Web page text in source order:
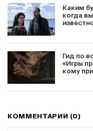
Каким
когда
Гид по
«Игры
кому
КОММЕНТАРИИ (0)